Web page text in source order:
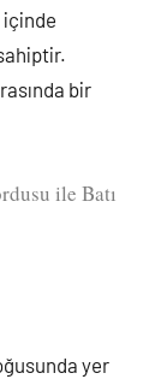
içinde
bir
ile Batı
yer